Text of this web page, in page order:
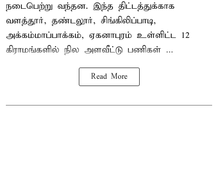
நடைபெற்று வந்தன. இந்த திட்டத்துக்காக
வளத்தூர், தண்டலூர், சிங்கிலிப்பாடி,
அக்கம்மாப்பாக்கம், ஏகனாபுரம் உள்ளிட்ட 12
கிராமங்களில் நில அளவீட்டு பணிகள் ...
Read More